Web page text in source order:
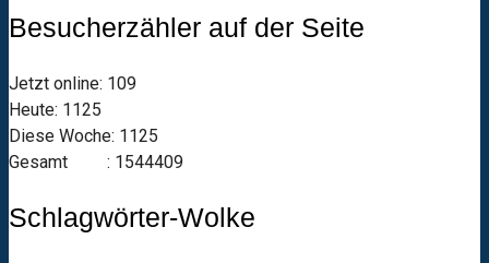
Besucherzähler auf der Seite
Jetzt online: 109
Heute: 1125
Diese Woche: 1125
Gesamt : 1544409
Schlagwörter-Wolke